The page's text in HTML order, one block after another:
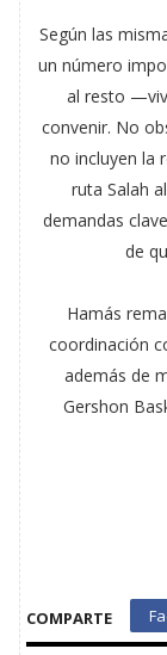
Según las
un número
al resto
convenir. No
no incluyen la
ruta Salah
demandas
de
Hamás
coordinación
además de
Gershon
COMPARTE